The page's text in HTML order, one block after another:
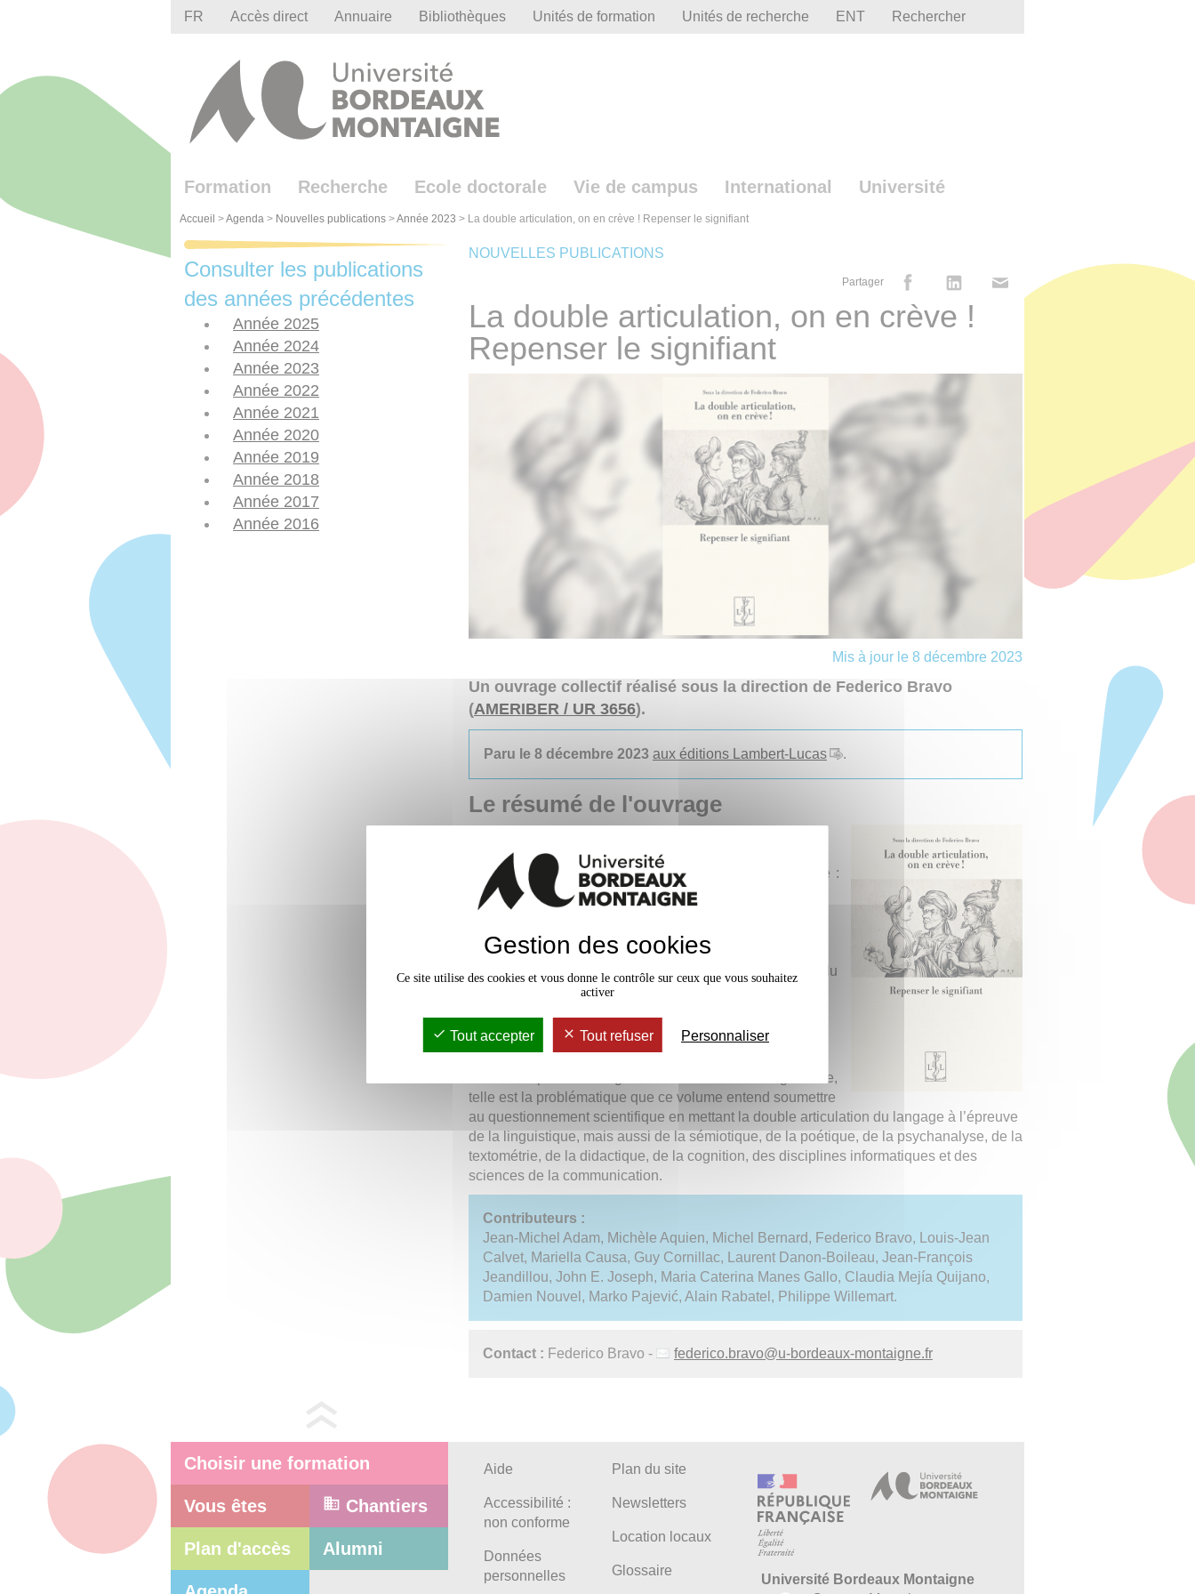
FR Accès direct Annuaire Bibliothèques Unités de formation Unités de recherche ENT Rechercher
Formation Recherche Ecole doctorale Vie de campus International Université
Accueil >Agenda > Nouvelles publications >Année 2023 > La double articulation, on en crève ! Repenser le signifiant
NOUVELLES PUBLICATIONS
Partager
La double articulation, on en crève !
Repenser le signifiant
Mis à jour le 8 décembre 2023
Un ouvrage collectif réalisé sous la direction de Federico Bravo
(AMERIBER / UR 3656).
Paru le 8 décembre 2023 aux éditions Lambert-Lucas .
Le résumé de l'ouvrage
l’hypothèse de la double articulation se veut une réponse
économique à la question de la compositionalité du signe :
le morphème serait la plus petite unité signifiante de la
chaîne parlée. Contre les pièges de l’ethnocentrisme
satirise : « Alors la double articulation, elle est marrante,
là ». Au-delà du ton ouvertement polémique des propos du
psychanalyste, qui finira par déclarer « … la double
posée : peut-on postuler un autre modèle sémiotique et,
partant, une autre concevabilité du signe ?
Penser / repenser la segmentation de la chaîne signifiante,
telle est la problématique que ce volume entend soumettre
au questionnement scientifique en mettant la double articulation du langage à l’épreuve
de la linguistique, mais aussi de la sémiotique, de la poétique, de la psychanalyse, de la
textométrie, de la didactique, de la cognition, des disciplines informatiques et des
sciences de la communication.
Contributeurs :
Jean-Michel Adam, Michèle Aquien, Michel Bernard, Federico Bravo, Louis-Jean
Calvet, Mariella Causa, Guy Cornillac, Laurent Danon-Boileau, Jean-François
Jeandillou, John E. Joseph, Maria Caterina Manes Gallo, Claudia Mejía Quijano,
Damien Nouvel, Marko Pajević, Alain Rabatel, Philippe Willemart.
Contact : Federico Bravo - federico.bravo@u-bordeaux-montaigne.fr
Consulter les publications
des années précédentes
Année 2025
Année 2024
Année 2023
Année 2022
Année 2021
Année 2020
Année 2019
Année 2018
Année 2017
Année 2016
Choisir une formation
Vous êtes Chantiers
Plan d'accès Alumni
Aide
Accessibilité :
non conforme
Données
personnelles
Plan du site
Newsletters
Location locaux
Glossaire
Université Bordeaux Montaigne
Gestion des cookies
Ce site utilise des cookies et vous donne le contrôle sur ceux que vous souhaitez
activer
Tout accepter Tout refuser Personnaliser